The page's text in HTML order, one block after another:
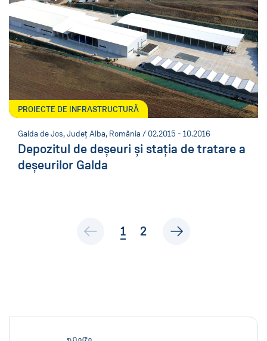
PROIECTE DE INFRASTRUCTURĂ
Galda de Jos, Județ Alba, România / 02.2015 - 10.2016
Depozitul de deșeuri și stația de tratare a
deșeurilor Galda
1active
2